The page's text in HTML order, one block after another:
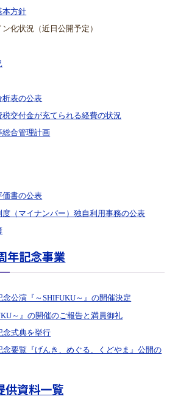
本方針
化状況（近日公開予定）
析表の公表
交付金が充てられる経費の状況
総合管理計画
価書の公表
（マイナンバー）独自利用事務の公表
年記念事業
公演『～SHIFUKU～』の開催決定
～』­の開催のご­報告と満員御礼
念式典を挙行
念要覧『げんき、めぐる、くどやま』公開の
供資料一覧